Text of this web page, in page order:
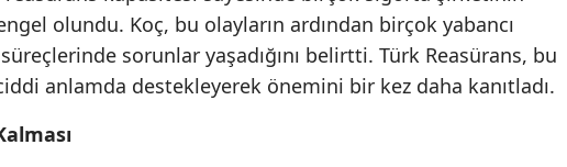
Isparta
Mersin
olundu. Koç, bu olayların ardından birçok yabancı
sorunlar yaşadığını belirtti. Türk Reasürans, bu
anlamda destekleyerek önemini bir kez daha kanıtladı.